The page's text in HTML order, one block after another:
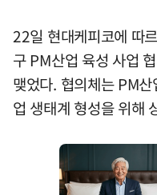
22일 현대케피코에 따
구 PM산업 육성 사업
맺었다. 협의체는 PM
업 생태계 형성을 위해